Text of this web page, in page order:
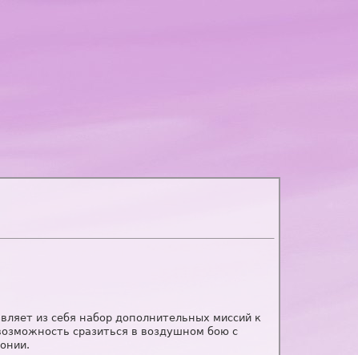
из себя набор дополнительных миссий к
сразиться в воздушном бою с